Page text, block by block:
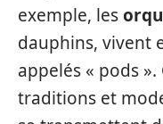
exemple, les
dauphins, vivent
appelés « pods
traditions et